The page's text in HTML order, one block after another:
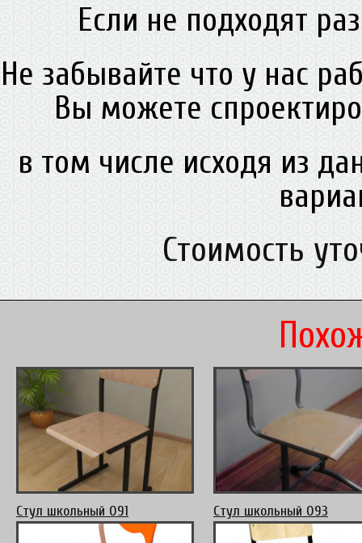
Если не подходят
Не забывайте что у нас
Вы можете
в том числе исходя из
Стоимость
Стул школьный 091 Стул школьный 093